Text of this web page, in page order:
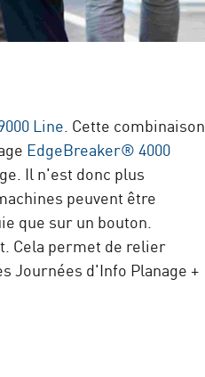
Line . Cette combinaison
EdgeBreaker® 4000
Il n'est donc plus
peuvent être
que sur un bouton.
Cela permet de relier
Journées d'Info Planage +